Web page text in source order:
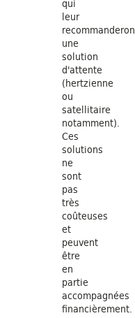
qui
leur
une
solution
d'attente
(hertzienne
ou
satellitaire
notamment).
Ces
solutions
ne
sont
pas
très
coûteuses
et
peuvent
être
en
partie
accompagnées
financièrement.